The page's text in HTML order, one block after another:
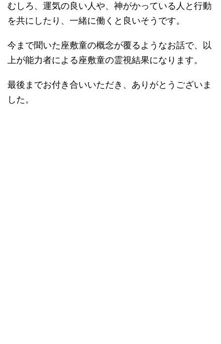
むしろ、運気の良い人や、神がかっている人と行動
を共にしたり、一緒に働くと良いそうです。
今まで聞いた座敷童の概念が覆るようなお話で、以
上が能力者による座敷童の霊視結果になります。
最後までお付き合いいただき、ありがとうございま
した。